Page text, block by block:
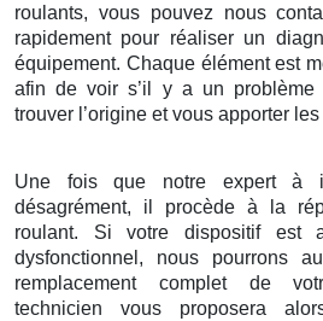
roulants, vous pouvez nous
rapidement pour réaliser un
équipement. Chaque élément est
afin de voir s’il y a un
trouver l’origine et vous apporter
Une fois que notre expert à
désagrément, il procède à la
roulant. Si votre dispositif est
dysfonctionnel, nous pourrons
remplacement complet de
technicien vous proposera